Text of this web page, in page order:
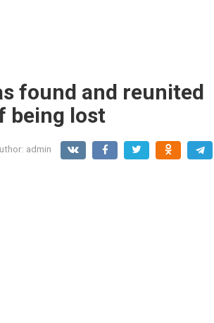
found and reunited
being lost
admin